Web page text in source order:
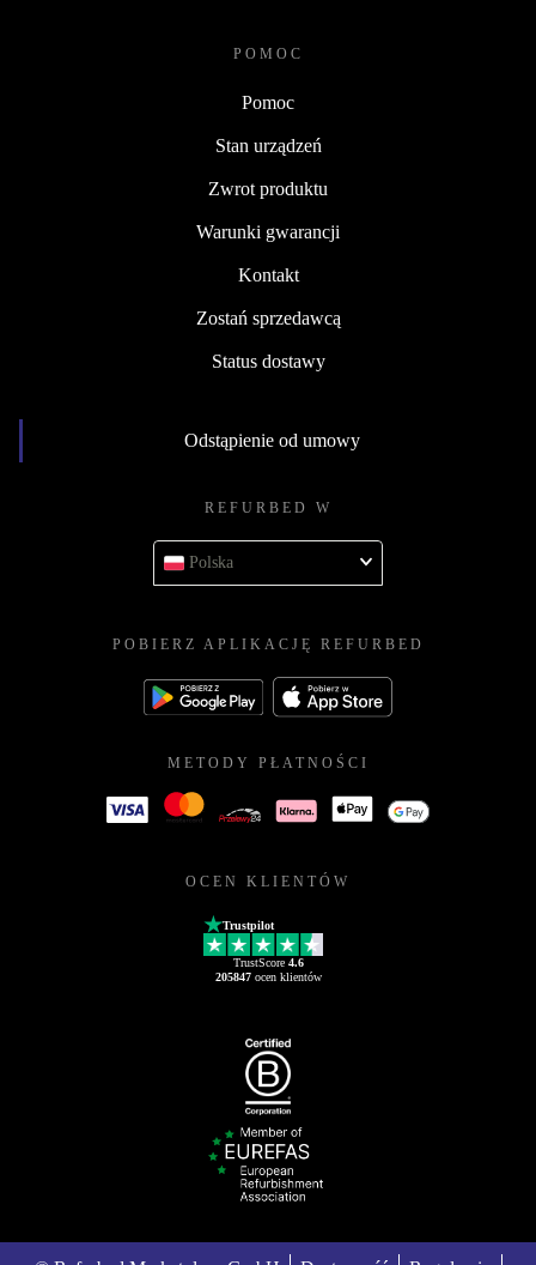
POMOC
Pomoc
Stan urządzeń
Zwrot produktu
Warunki gwarancji
Kontakt
Zostań sprzedawcą
Status dostawy
Odstąpienie od umowy
REFURBED W
Polska
POBIERZ APLIKACJĘ REFURBED
METODY PŁATNOŚCI
OCEN KLIENTÓW
Trustpilot
TrustScore 4.6
205847ocen klientów